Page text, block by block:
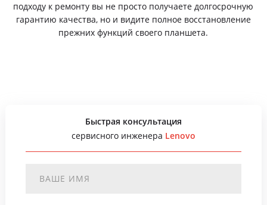
подходу к ремонту вы не просто получаете долгосрочную
гарантию качества, но и видите полное восстановление
прежних функций своего планшета.
Быстрая консультация
сервисного инженера Lenovo